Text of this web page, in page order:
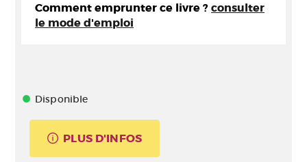
Comment emprunter ce livre ? consulter
le mode d'emploi
Disponible
PLUS D'INFOS